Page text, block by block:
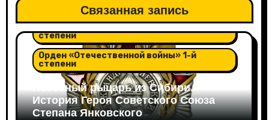
Связанная запись
Орден "Александра Невского"
степени
Орден «Отечественной войны» 1-й
степени
Небесный рыцарь из Сибири.
История Героя Советского Союза
Степана Янковского